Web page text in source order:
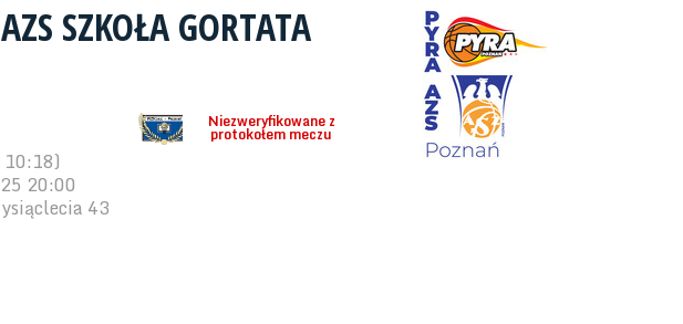
SZKOŁA GORTATA
Niezweryfikowane z
protokołem meczu
20:00
43